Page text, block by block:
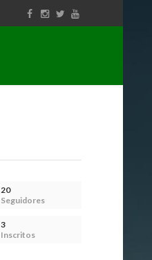
20
Seguidores
3
Inscritos